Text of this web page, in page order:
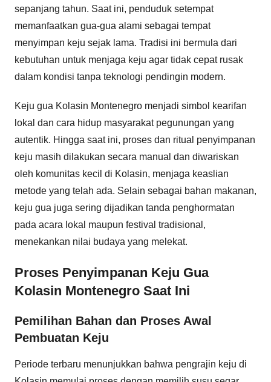
sepanjang tahun. Saat ini, penduduk setempat
memanfaatkan gua-gua alami sebagai tempat
menyimpan keju sejak lama. Tradisi ini bermula dari
kebutuhan untuk menjaga keju agar tidak cepat rusak
dalam kondisi tanpa teknologi pendingin modern.
Keju gua Kolasin Montenegro menjadi simbol kearifan
lokal dan cara hidup masyarakat pegunungan yang
autentik. Hingga saat ini, proses dan ritual penyimpanan
keju masih dilakukan secara manual dan diwariskan
oleh komunitas kecil di Kolasin, menjaga keaslian
metode yang telah ada. Selain sebagai bahan makanan,
keju gua juga sering dijadikan tanda penghormatan
pada acara lokal maupun festival tradisional,
menekankan nilai budaya yang melekat.
Proses Penyimpanan Keju Gua
Kolasin Montenegro Saat Ini
Pemilihan Bahan dan Proses Awal
Pembuatan Keju
Periode terbaru menunjukkan bahwa pengrajin keju di